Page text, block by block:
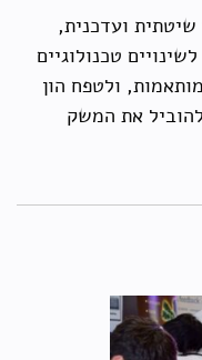
ועדכנית,
טכנולוגיים
ולטפח הון
את המשק